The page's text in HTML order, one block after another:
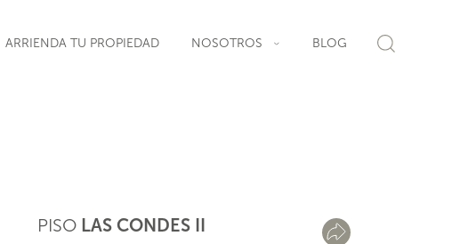
ARRIENDA TU PROPIEDAD NOSOTROS BLOG
PISO LAS CONDES II